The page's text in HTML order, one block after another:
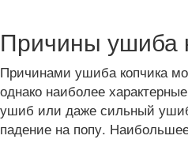
Причины ушиба
Причинами ушиба копчика
однако наиболее
ушиб или даже сильный
падение на попу.